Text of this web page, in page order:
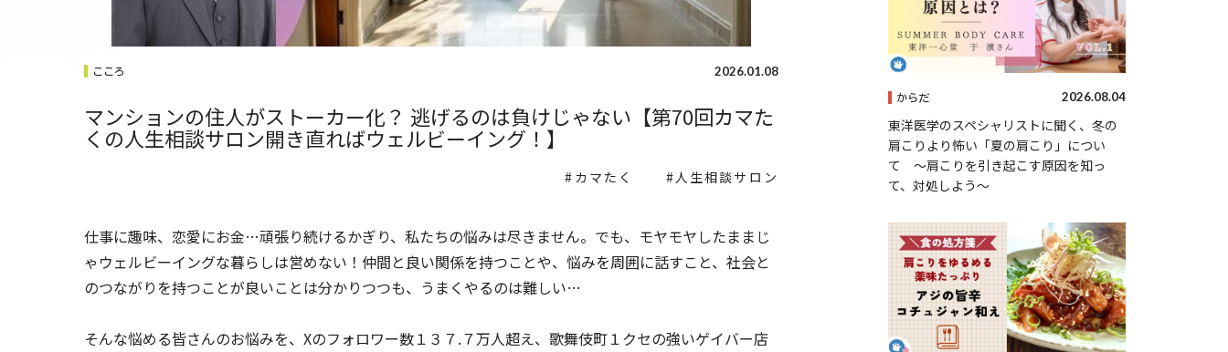
こころ 2026.01.08
マンションの住人がストーカー化？ 逃げるのは負けじゃない【第70回カマた
くの人生相談サロン開き直ればウェルビーイング！】
カマたく 人生相談サロン
仕事に趣味、恋愛にお金…頑張り続けるかぎり、私たちの悩みは尽きません。でも、モヤモヤしたままじ
ゃウェルビーイングな暮らしは営めない！仲間と良い関係を持つことや、悩みを周囲に話すこと、社会と
のつながりを持つことが良いことは分かりつつも、うまくやるのは難しい…
そんな悩める皆さんのお悩みを、Xのフォロワー数１３７.７万人超え、歌舞伎町１クセの強いゲイバー店
からだ 2026.08.04
東洋医学のスペシャリストに聞く、冬の
肩こりより怖い「夏の肩こり」につい
て 〜肩こりを引き起こす原因を知っ
て、対処しよう〜